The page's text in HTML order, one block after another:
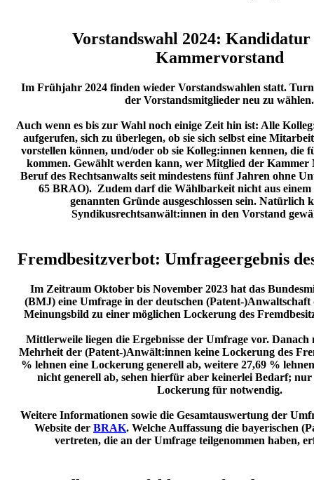
Vorstandswahl 2024:
Kammervorstand
Im Frühjahr 2024 finden wieder Vorstandswahlen statt.
der Vorstandsmitglieder neu zu wählen.
Auch wenn es bis zur Wahl noch einige Zeit hin ist: Alle
aufgerufen, sich zu überlegen, ob sie sich selbst eine
vorstellen können, und/oder ob sie Kolleg:innen kennen, die
kommen. Gewählt werden kann, wer Mitglied der Kammer
Beruf des Rechtsanwalts seit mindestens fünf Jahren ohne
65 BRAO). Zudem darf die Wählbarkeit nicht aus
genannten Gründe ausgeschlossen sein. Natürlich
Syndikusrechtsanwält:innen in den Vorstand
Fremdbesitzverbot: Umfrageergebnis
Im Zeitraum Oktober bis November 2023 hat das
(BMJ) eine Umfrage in der deutschen (Patent-
Meinungsbild zu einer möglichen Lockerung des
Mittlerweile liegen die Ergebnisse der Umfrage vor. Danach
Mehrheit der (Patent-)Anwält:innen keine Lockerung des
% lehnen eine Lockerung generell ab, weitere 27,69 %
nicht generell ab, sehen hierfür aber keinerlei Bedarf; nur
Lockerung für notwendig.
Weitere Informationen sowie die Gesamtauswertung der
Website der BRAK. Welche Auffassung die bayerischen
vertreten, die an der Umfrage teilgenommen haben,